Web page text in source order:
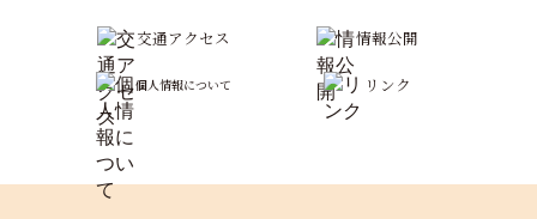
交通アクセス 情報公開
個人情報について リンク